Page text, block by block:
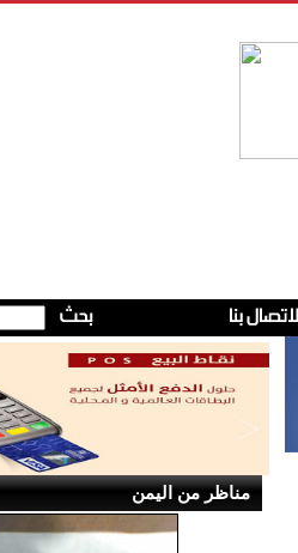
مناظر من اليمن